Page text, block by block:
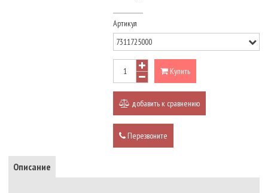
Артикул
Купить
добавить к сравнению
Перезвоните
Описание